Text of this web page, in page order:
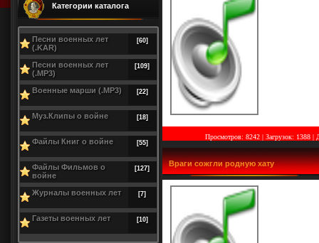
Категории каталога
Песни военных лет
(.KAR)
[60]
Песни военных лет
(.MP3)
[109]
Военные марши (.MP3) [22]
Муз.Клипы о войне [18]
Файлы Книг о войне [55]
Файлы Фильмов о
войне
[127]
Журналы военных лет [7]
Газеты военных лет [10]
Просмотров: 8242 | Загрузок: 1388 |
Враги сожгли родную хату